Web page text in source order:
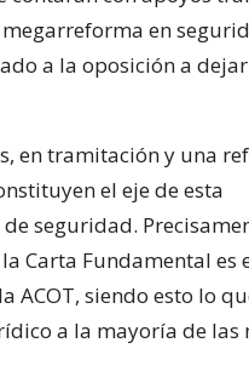
en
a la oposición a dejar
en tramitación y una
el eje de esta
seguridad.
Carta Fundamental es
ACOT, siendo esto lo
a la mayoría de las